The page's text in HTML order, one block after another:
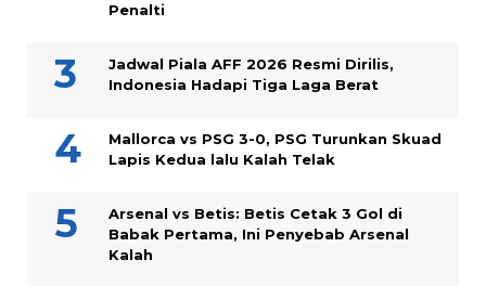
Penalti
Jadwal Piala AFF 2026 Resmi Dirilis,
Indonesia Hadapi Tiga Laga Berat
Mallorca vs PSG 3-0, PSG Turunkan Skuad
Lapis Kedua lalu Kalah Telak
Arsenal vs Betis: Betis Cetak 3 Gol di
Babak Pertama, Ini Penyebab Arsenal
Kalah